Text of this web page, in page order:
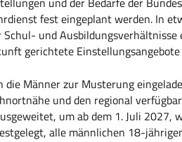
fest eingeplant werden. In
und Ausbildungsverhältnisse
gerichtete
Männer zur Musterung
und den regional
um ab dem 1. Juli 2027,
alle männlichen 18-